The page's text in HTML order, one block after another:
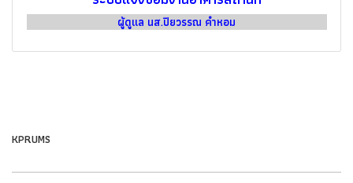
ผู้ดูแล นส.ปิยวรรณ คำหอม
KPRUMS